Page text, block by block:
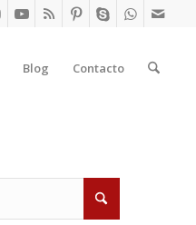
Blog Contacto